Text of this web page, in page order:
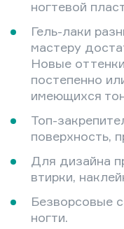
ногтевой
Гель-лаки
мастеру
Новые
постепенно
имеющихся
Топ-
поверхность,
Для дизайна
втирки,
Безворсовые
ногти.